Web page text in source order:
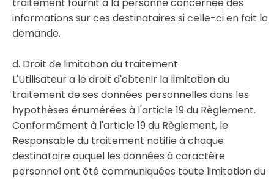
informations sur ces destinataires si celle-ci en fait la
demande.
d. Droit de limitation du traitement
L'Utilisateur a le droit d'obtenir la limitation du
traitement de ses données personnelles dans les
hypothèses énumérées à l'article 19 du Règlement.
Conformément à l'article 19 du Règlement, le
Responsable du traitement notifie à chaque
destinataire auquel les données à caractère
personnel ont été communiquées toute limitation du